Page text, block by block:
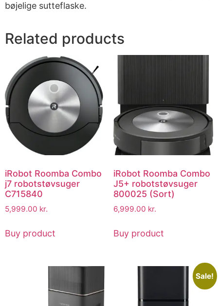
bøjelige sutteflaske.
Related products
iRobot Roomba Combo
j7 robotstøvsuger
C715840
5,999.00 kr.
Buy product
iRobot Roomba Combo
J5+ robotstøvsuger
800025 (Sort)
6,999.00 kr.
Buy product
Sale!